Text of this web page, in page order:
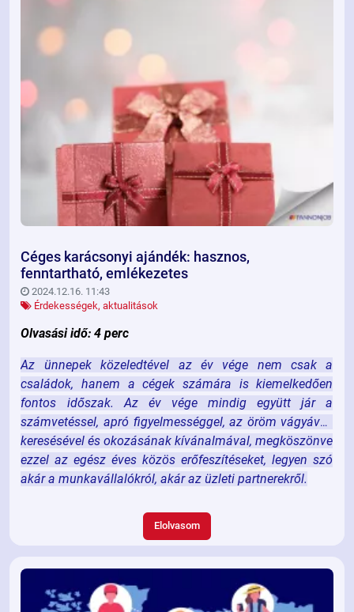
Céges karácsonyi ajándék: hasznos,
fenntartható, emlékezetes
2024.12.16. 11:43
Érdekességek, aktualitások
Olvasási idő: 4 perc
Az ünnepek közeledtével az év vége nem csak a
családok, hanem a cégek számára is kiemelkedően
fontos időszak. Az év vége mindig együtt jár a
számvetéssel, apró figyelmességgel, az öröm vágyával,
keresésével és okozásának kívánalmával, megköszönve
ezzel az egész éves közös erőfeszítéseket, legyen szó
akár a munkavállalókról, akár az üzleti partnerekről.
Elolvasom